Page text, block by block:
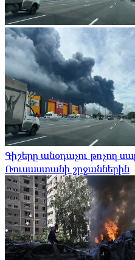
Գիշերը անօդաչու թռչող
Ռուսաստանի շրջաններին